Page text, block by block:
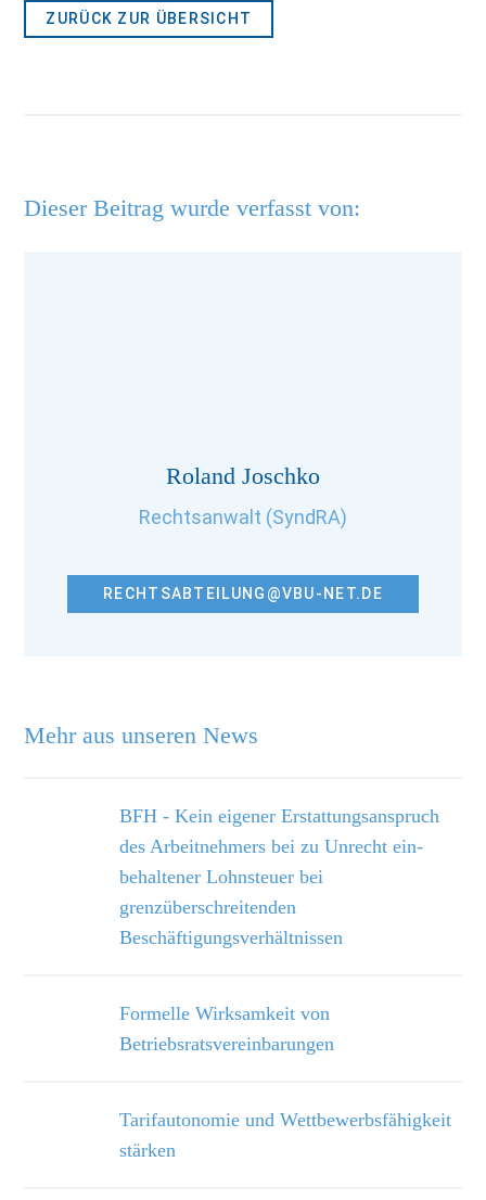
ZURÜCK ZUR ÜBERSICHT
Mehr aus unseren News
BFH - Kein eigener Erstattungsanspruch
des Arbeitnehmers bei zu Unrecht ein­
behaltener Lohnsteuer bei
grenzüberschreitenden
Beschäftigungsverhältnissen
Formelle Wirksamkeit von
Betriebsratsvereinbarungen
Tarifautonomie und Wettbewerbsfähigkeit
stärken
Dieser Beitrag wurde verfasst von:
Roland Joschko
Rechtsanwalt (SyndRA)
RECHTSABTEILUNG@VBU-NET.DE